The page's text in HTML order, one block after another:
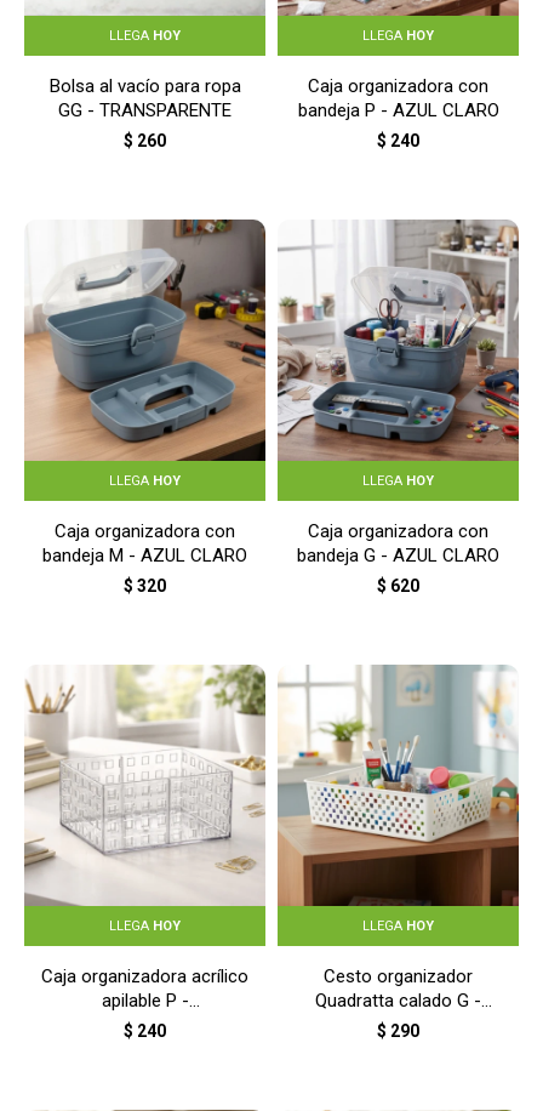
LLEGA HOY
Bolsa al vacío para ropa
GG - TRANSPARENTE
$ 260
LLEGA HOY
Caja organizadora con
bandeja P - AZUL CLARO
$ 240
LLEGA HOY
Caja organizadora con
bandeja M - AZUL CLARO
$ 320
LLEGA HOY
Caja organizadora con
bandeja G - AZUL CLARO
$ 620
LLEGA HOY
Caja organizadora acrílico
apilable P -
TRANSPARENTE
$ 240
LLEGA HOY
Cesto organizador
Quadratta calado G -
BLANCO
$ 290